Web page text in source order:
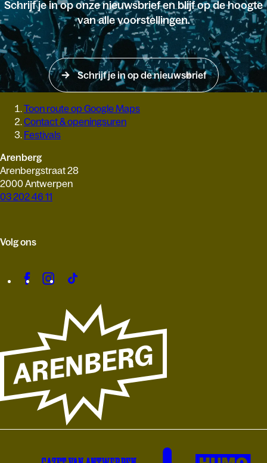
Schrijf je in op onze nieuwsbrief en blijf op de hoogte
van alle voorstellingen.
Schrijf je in op de nieuwsbrief
Toon route op Google Maps
Contact & openingsuren
Festivals
Arenberg
Arenbergstraat 28
2000 Antwerpen
03 202 46 11
Volg ons